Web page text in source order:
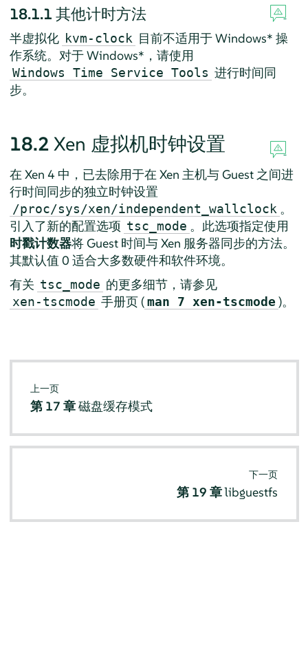
18.1.1 其他计时方法
半虚拟化 kvm-clock 目前不适用于 Windows* 操
作系统。对于 Windows*，请使用
Windows Time Service Tools 进行时间同
步。
18.2 Xen 虚拟机时钟设置
在 Xen 4 中，已去除用于在 Xen 主机与 Guest 之间进
行时间同步的独立时钟设置
/proc/sys/xen/independent_wallclock 。
引入了新的配置选项 tsc_mode 。此选项指定使用
时戳计数器将 Guest 时间与 Xen 服务器同步的方法。
其默认值 0 适合大多数硬件和软件环境。
有关 tsc_mode 的更多细节，请参见
xen-tscmode 手册页 ( man 7 xen-tscmode )。
上一页
第 17 章磁盘缓存模式
下一页
第 19 章libguestfs